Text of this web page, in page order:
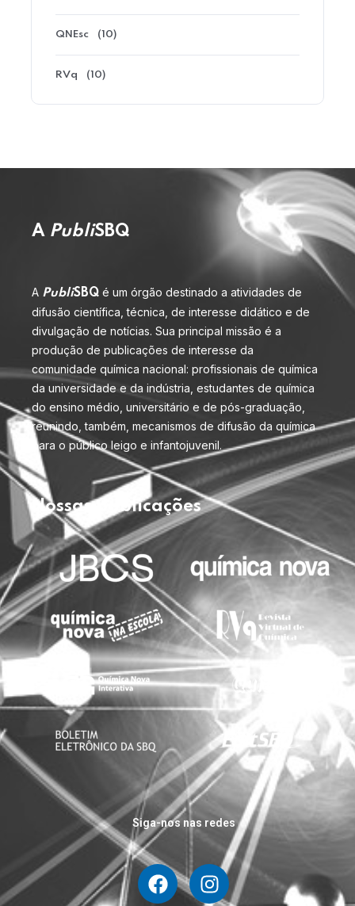
QNEsc (10)
RVq (10)
A PubliSBQ
A PubliSBQ é um órgão destinado a atividades de
difusão científica, técnica, de interesse didático e de
divulgação de notícias. Sua principal missão é a
produção de publicações de interesse da
comunidade química nacional: profissionais de química
da universidade e da indústria, estudantes de química
do ensino médio, universitário e de pós-graduação,
reunindo, também, mecanismos de difusão da química
para o público leigo e infantojuvenil.
Nossas publicações
Siga-nos nas redes